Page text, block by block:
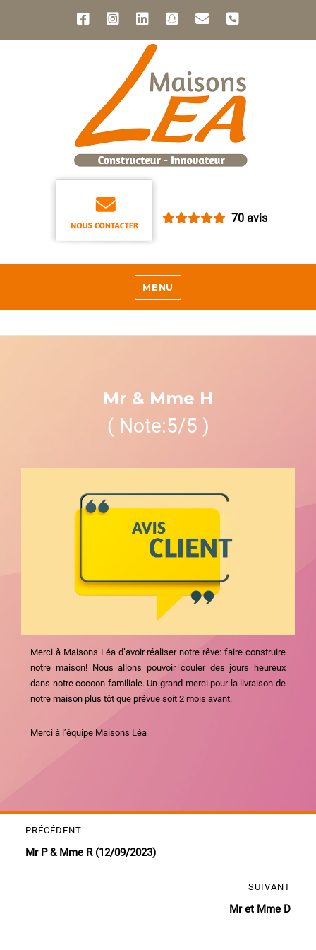
70 avis
MENU
Mr & Mme H
( Note:5/5 )
Merci à Maisons Léa d’avoir réaliser notre rêve: faire construire
notre maison! Nous allons pouvoir couler des jours heureux
dans notre cocoon familiale. Un grand merci pour la livraison de
notre maison plus tôt que prévue soit 2 mois avant.
Merci à l’équipe Maisons Léa
Navigation
PRÉCÉDENT
Publication
Mr P & Mme R (12/09/2023)
SUIVANT
Mr et Mme D